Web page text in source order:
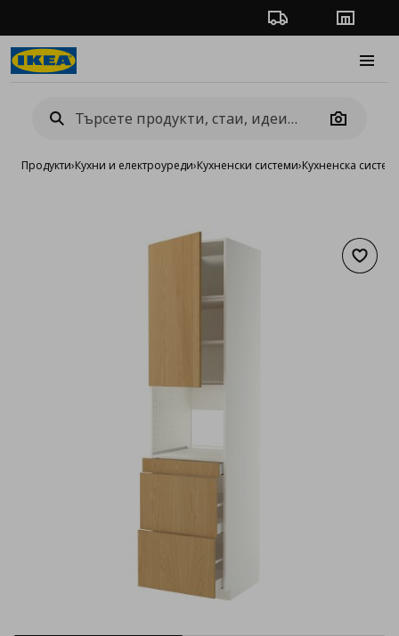
Проследяване на
Camera
Продукти›Кухни и електроуреди›Кухненски системи›Кухненска